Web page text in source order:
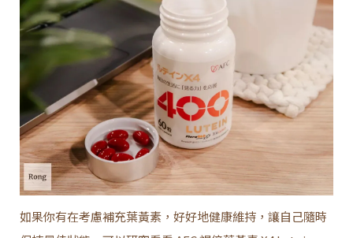
如果你有在考慮補充葉黃素，好好地健康維持，讓自己隨時